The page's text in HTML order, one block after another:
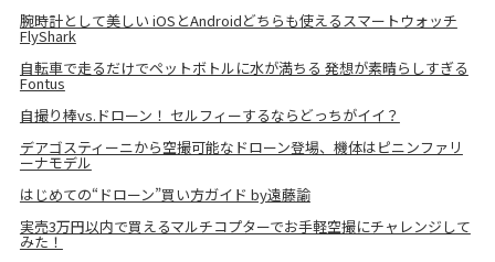
腕時計として美しい iOSとAndroidどちらも使えるスマートウォッチ
FlyShark
自転車で走るだけでペットボトルに水が満ちる 発想が素晴らしすぎる
Fontus
自撮り棒vs.ドローン！ セルフィーするならどっちがイイ？
デアゴスティーニから空撮可能なドローン登場、機体はピニンファリ
ーナモデル
はじめての“ドローン”買い方ガイド by遠藤諭
実売3万円以内で買えるマルチコプターでお手軽空撮にチャレンジして
みた！